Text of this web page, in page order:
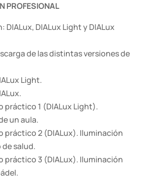
PROFESIONAL
DIALux Light y DIALux
de las distintas versiones de
Light.
práctico 1 (DIALux Light).
un aula.
práctico 2 (DIALux). Iluminación
salud.
práctico 3 (DIALux). Iluminación